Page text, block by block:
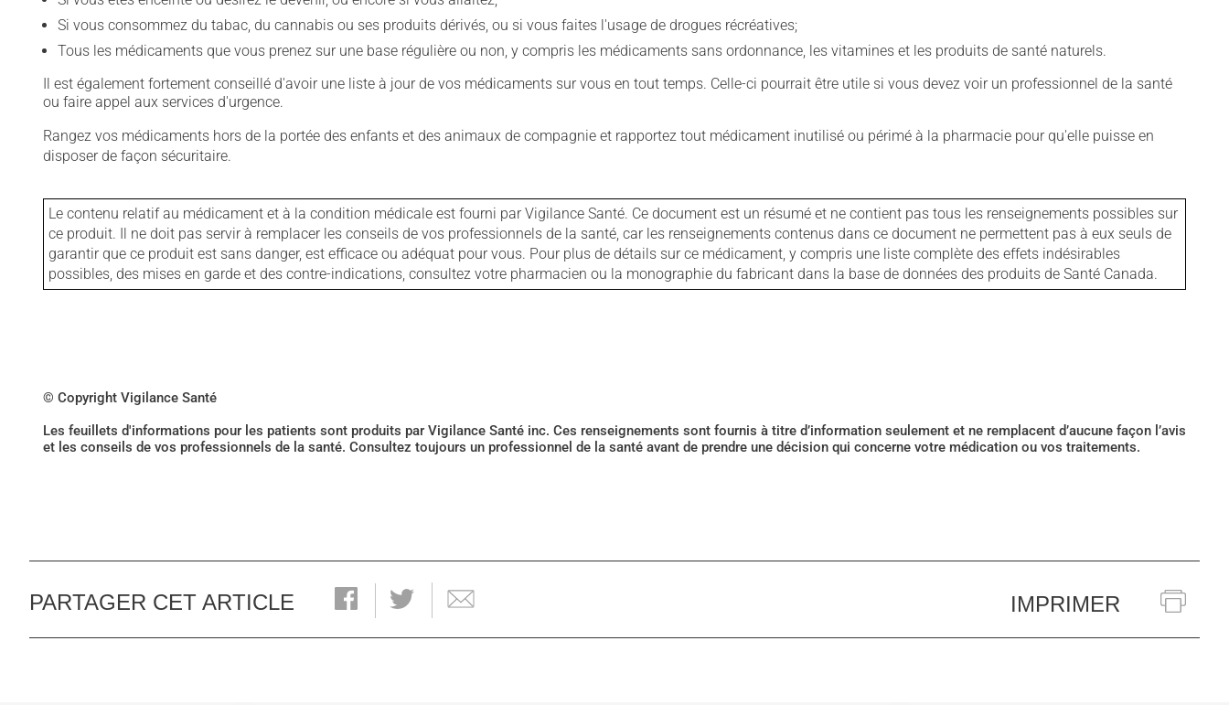
Si vous consommez du tabac, du cannabis ou ses produits dérivés, ou si vous faites l'usage de drogues récréatives;
Tous les médicaments que vous prenez sur une base régulière ou non, y compris les médicaments sans ordonnance, les vitamines et les produits de santé naturels.
Il est également fortement conseillé d'avoir une liste à jour de vos médicaments sur vous en tout temps. Celle-ci pourrait être utile si vous devez voir un professionnel de la santé
ou faire appel aux services d'urgence.
Rangez vos médicaments hors de la portée des enfants et des animaux de compagnie et rapportez tout médicament inutilisé ou périmé à la pharmacie pour qu'elle puisse en
disposer de façon sécuritaire.
Le contenu relatif au médicament et à la condition médicale est fourni par Vigilance Santé. Ce document est un résumé et ne contient pas tous les renseignements possibles sur
ce produit. Il ne doit pas servir à remplacer les conseils de vos professionnels de la santé, car les renseignements contenus dans ce document ne permettent pas à eux seuls de
garantir que ce produit est sans danger, est efficace ou adéquat pour vous. Pour plus de détails sur ce médicament, y compris une liste complète des effets indésirables
possibles, des mises en garde et des contre-indications, consultez votre pharmacien ou la monographie du fabricant dans la base de données des produits de Santé Canada.
© Copyright Vigilance Santé
Les feuillets d'informations pour les patients sont produits par Vigilance Santé inc. Ces renseignements sont fournis à titre d’information seulement et ne remplacent d’aucune façon l’avis
et les conseils de vos professionnels de la santé. Consultez toujours un professionnel de la santé avant de prendre une décision qui concerne votre médication ou vos traitements.
PARTAGER CET ARTICLE IMPRIMER